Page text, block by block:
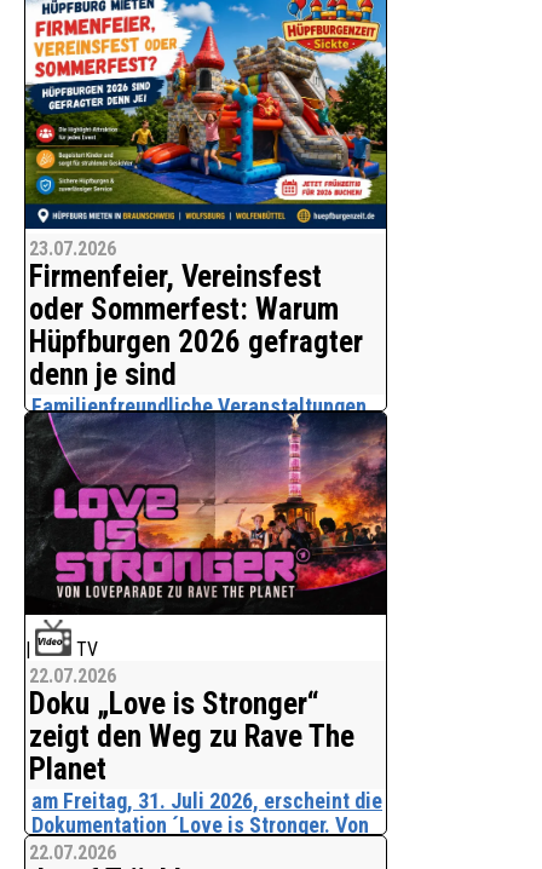
Alles was Sie schon immer über
Hypnose und Reinkarnation
(Wiedergebürt) wissen wollten
Tel. 015252796970
Bitte anrufen
Danke
Harry Fox - Hypnose-Therapeut der
Künstler und Stars
STA
23.07.2026
Firmenfeier, Vereinsfest
oder Sommerfest: Warum
Hüpfburgen 2026 gefragter
denn je sind
Familienfreundliche Veranstaltungen
gewinnen zunehmend an Bedeutung.
Ob Firmenjubiläum, Tag der offenen Tür,
Vereinsfest oder Sommerfest -
Veranstalter suchen nach Attraktionen,
die Kinder begeistern und Eltern einen
entspannten Aufenthalt ermöglichen.
Hüpfburgen h
TV
22.07.2026
Doku „Love is Stronger“
zeigt den Weg zu Rave The
Planet
am Freitag, 31. Juli 2026, erscheint die
Dokumentation ´Love is Stronger. Von
Loveparade zu Rave The Planet´ in der
22.07.2026